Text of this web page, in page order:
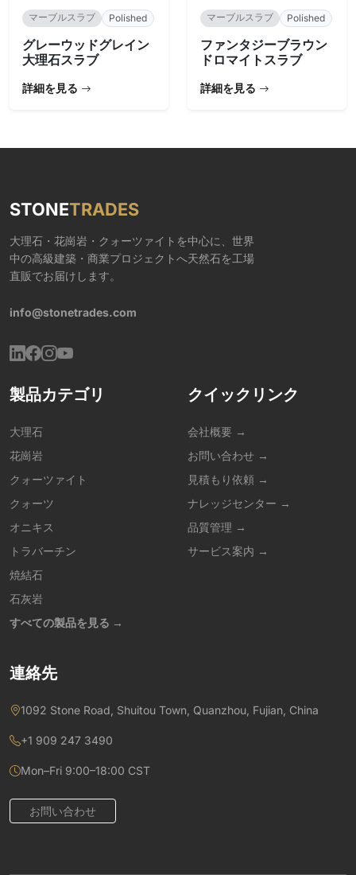
マーブルスラブ Polished
グレーウッドグレイン
大理石スラブ
詳細を見る
マーブルスラブ Polished
ファンタジーブラウン
ドロマイトスラブ
詳細を見る
STONETRADES
大理石・花崗岩・クォーツァイトを中心に、世界
中の高級建築・商業プロジェクトへ天然石を工場
直販でお届けします。
info@stonetrades.com
製品カテゴリ
大理石
花崗岩
クォーツァイト
クォーツ
オニキス
トラバーチン
焼結石
石灰岩
すべての製品を見る →
クイックリンク
会社概要 →
お問い合わせ →
見積もり依頼 →
ナレッジセンター →
品質管理 →
サービス案内 →
連絡先
1092 Stone Road, Shuitou Town, Quanzhou, Fujian, China
+1 909 247 3490
Mon–Fri 9:00–18:00 CST
お問い合わせ